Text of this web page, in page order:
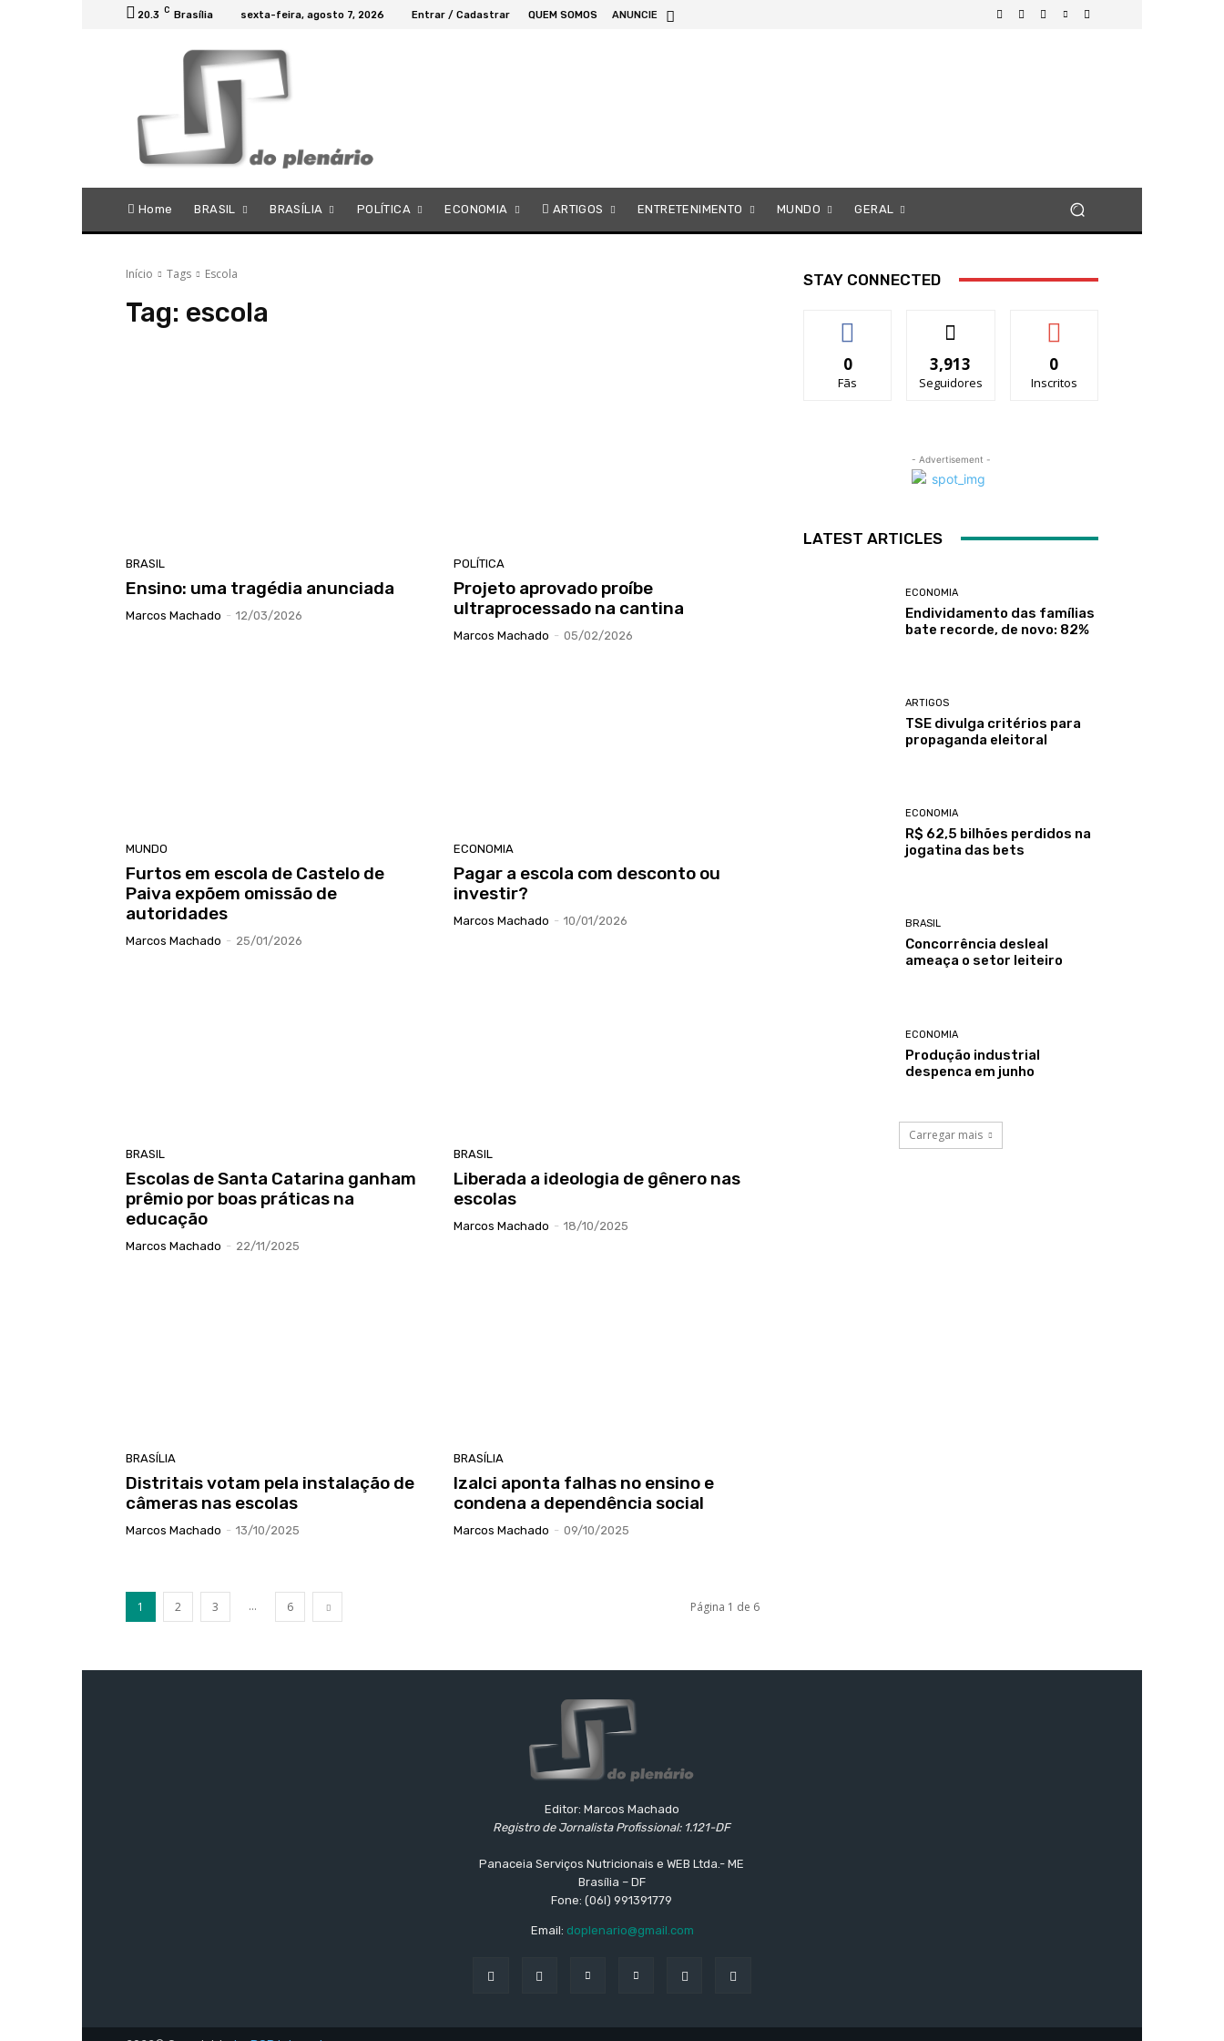
20.3 C Brasília sexta-feira, agosto 7, 2026 Entrar / Cadastrar QUEM SOMOS ANUNCIE
Home BRASIL BRASÍLIA POLÍTICA ECONOMIA ARTIGOS ENTRETENIMENTO MUNDO GERAL
Início Tags Escola
Tag: escola
BRASIL
Ensino: uma tragédia anunciada
Marcos Machado - 12/03/2026
POLÍTICA
Projeto aprovado proíbe
ultraprocessado na cantina
Marcos Machado - 05/02/2026
MUNDO
Furtos em escola de Castelo de
Paiva expõem omissão de
autoridades
Marcos Machado - 25/01/2026
ECONOMIA
Pagar a escola com desconto ou
investir?
Marcos Machado - 10/01/2026
BRASIL
Escolas de Santa Catarina ganham
prêmio por boas práticas na
educação
Marcos Machado - 22/11/2025
BRASIL
Liberada a ideologia de gênero nas
escolas
Marcos Machado - 18/10/2025
BRASÍLIA
Distritais votam pela instalação de
câmeras nas escolas
Marcos Machado - 13/10/2025
BRASÍLIA
Izalci aponta falhas no ensino e
condena a dependência social
Marcos Machado - 09/10/2025
1 2 3 ... 6 Página 1 de 6
STAY CONNECTED
0
Fãs
3,913
Seguidores
0
Inscritos
- Advertisement -
LATEST ARTICLES
ECONOMIA
Endividamento das famílias
bate recorde, de novo: 82%
ARTIGOS
TSE divulga critérios para
propaganda eleitoral
ECONOMIA
R$ 62,5 bilhões perdidos na
jogatina das bets
BRASIL
Concorrência desleal
ameaça o setor leiteiro
ECONOMIA
Produção industrial
despenca em junho
Carregar mais
Editor: Marcos Machado
Registro de Jornalista Profissional: 1.121-DF
Panaceia Serviços Nutricionais e WEB Ltda.- ME
Brasília – DF
Fone: (06l) 991391779
Email: doplenario@gmail.com